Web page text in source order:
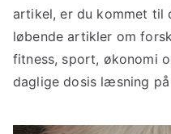
artikel, er du kommet til
løbende artikler om
fitness, sport, økonomi
daglige dosis læsning på